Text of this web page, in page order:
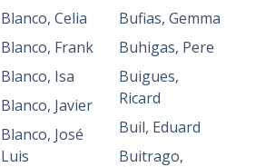
Blanco, Celia
Blanco, Frank
Blanco, Isa
Blanco, Javier
Blanco, José
Luis
Bufias, Gemma
Buhigas, Pere
Buigues,
Ricard
Buil, Eduard
Buitrago,